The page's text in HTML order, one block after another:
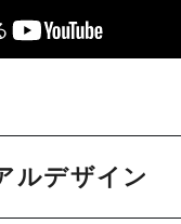
ルデザイン